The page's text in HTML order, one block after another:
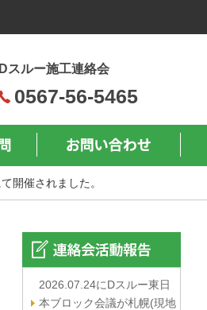
Dスルー施工連絡会
0567-56-5465
開催されました。
2026.07.24にDスルー東日
本ブロック会議が札幌(現地